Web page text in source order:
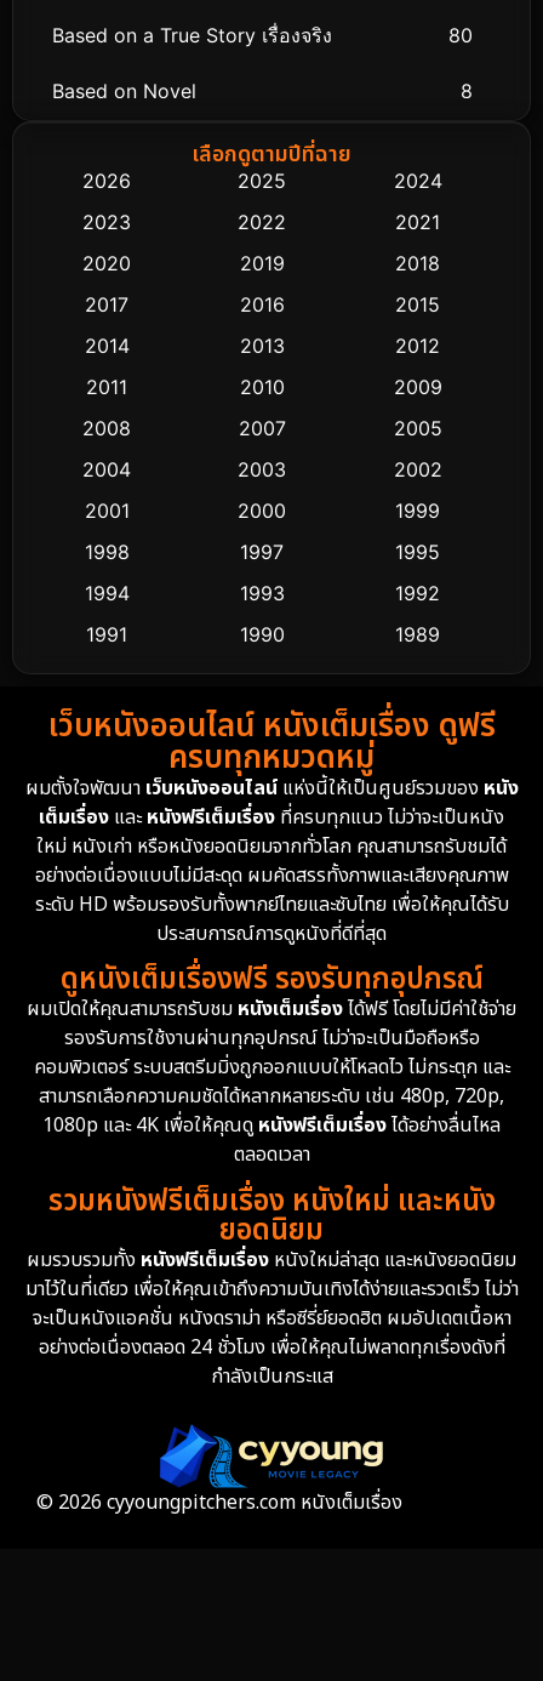
Based on a True Story เรื่องจริง 80
Based on Novel 8
Biography ชีวิตจริง
Classic หนังคลาสสิก
Comedy ตลก 453
Crime อาชญากรรม 530
Cult Film
Dance เต้น
Detective สืบสวน
Detective สืบสวน
Disney+ 4
Documentary สารคดี 95
Drama ดราม่า
Dystopian 16
Emotional 61
Epic มหากาพย์ 225
Family ครอบครัว 372
Fantasy จินตนาการ 339
Fiction 9
เลือกดูตามปีที่ฉาย
2026 2025
2024
2023
2022
2021
2020
2019
2018
2017
2016
2015
2014
2013
2012
2011
2010
2009
2008
2007
2005
2004
2003
2002
2001
2000
1999
1998
1997
1995
1994
1993
1992
1991
1990
1989
1988
1986
1985
1983
1982
1981
1974
1962
เว็บหนังออนไลน์ หนังเต็มเรื่อง ดูฟรี
ครบทุกหมวดหมู่
ผมตั้งใจพัฒนา เว็บหนังออนไลน์แห่งนี้ให้เป็นศูนย์รวมของ หนัง
เต็มเรื่อง และหนังฟรีเต็มเรื่อง ที่ครบทุกแนว ไม่ว่าจะเป็นหนัง
ใหม่ หนังเก่า หรือหนังยอดนิยมจากทั่วโลก คุณสามารถรับชมได้
อย่างต่อเนื่องแบบไม่มีสะดุด ผมคัดสรรทั้งภาพและเสียงคุณภาพ
ระดับ HD พร้อมรองรับทั้งพากย์ไทยและซับไทย เพื่อให้คุณได้รับ
ประสบการณ์การดูหนังที่ดีที่สุด
ดูหนังเต็มเรื่องฟรี รองรับทุกอุปกรณ์
ผมเปิดให้คุณสามารถรับชม หนังเต็มเรื่องได้ฟรี โดยไม่มีค่าใช้จ่าย
รองรับการใช้งานผ่านทุกอุปกรณ์ ไม่ว่าจะเป็นมือถือหรือ
คอมพิวเตอร์ ระบบสตรีมมิ่งถูกออกแบบให้โหลดไว ไม่กระตุก และ
สามารถเลือกความคมชัดได้หลากหลายระดับ เช่น 480p, 720p,
1080p และ 4K เพื่อให้คุณดูหนังฟรีเต็มเรื่องได้อย่างลื่นไหล
ตลอดเวลา
รวมหนังฟรีเต็มเรื่อง หนังใหม่ และหนัง
ยอดนิยม
ผมรวบรวมทั้ง หนังฟรีเต็มเรื่อง หนังใหม่ล่าสุด และหนังยอดนิยม
มาไว้ในที่เดียว เพื่อให้คุณเข้าถึงความบันเทิงได้ง่ายและรวดเร็ว ไม่ว่า
จะเป็นหนังแอคชั่น หนังดราม่า หรือซีรี่ย์ยอดฮิต ผมอัปเดตเนื้อหา
อย่างต่อเนื่องตลอด 24 ชั่วโมง เพื่อให้คุณไม่พลาดทุกเรื่องดังที่
กำลังเป็นกระแส
© 2026 cyyoungpitchers.com หนังเต็มเรื่อง